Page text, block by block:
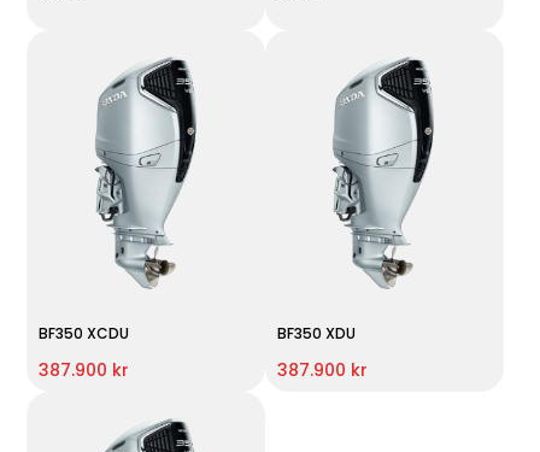
BF350 XCDU
387.900 kr
BF350 XDU
387.900 kr